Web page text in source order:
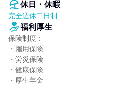
休日・休暇
完全週休二日制
福利厚生
保険制度：
・雇用保険
・労災保険
・健康保険
・厚生年金